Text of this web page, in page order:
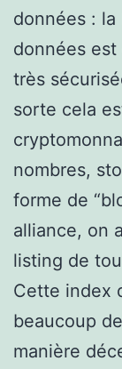
données :
données
très
sorte cela
nombres,
forme de
alliance, on
listing de
Cette index
beaucoup
manière